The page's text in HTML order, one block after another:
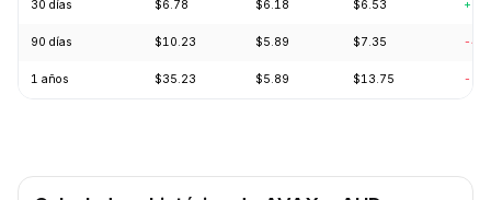
30 días $6.78 $6.18 $6.53
90 días $10.23 $5.89 $7.35 -
1 años $35.23 $5.89 $13.75 -